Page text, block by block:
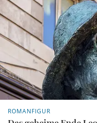
ROMANFIGUR